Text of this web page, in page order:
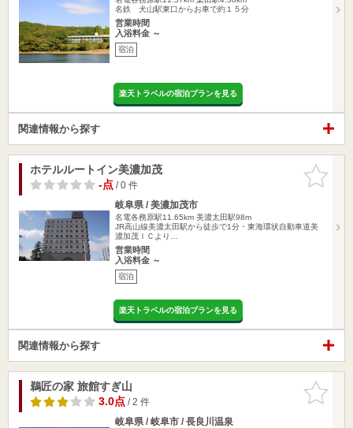
名鉄 犬山駅東口からお車で約１５分
営業時間
入浴料金 ～
宿泊
楽天トラベルの宿泊プランを見る
関連情報から探す
お気に入
りに追加
ホテルルートイン美濃加茂
-点/ 0 件
岐阜県 / 美濃加茂市
名電各務原駅11.65km 美濃太田駅98m
JR高山線美濃太田駅から徒歩で1分・東海環状自動車道美
濃加茂ＩＣより…
営業時間
入浴料金 ～
宿泊
楽天トラベルの宿泊プランを見る
関連情報から探す
お気に入
りに追加
鵜匠の家 旅館すぎ山
3.0点/ 2 件
岐阜県 / 岐阜市 / 長良川温泉